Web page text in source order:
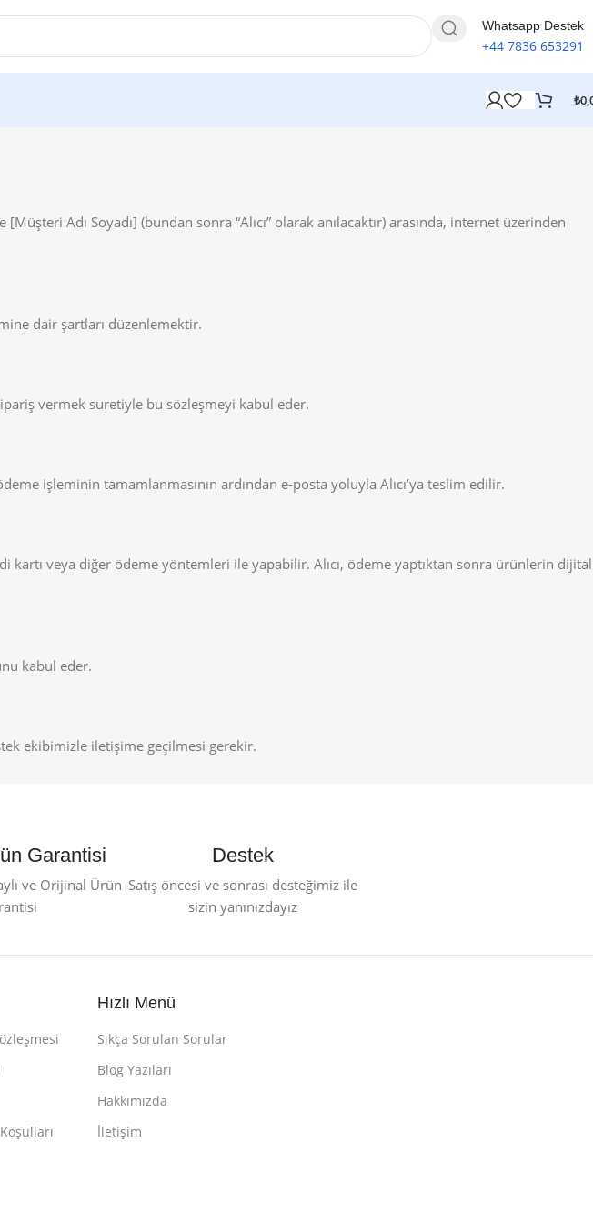
Whatsapp Destek
+44 7836 653291
₺
Adı Soyadı] (bundan sonra “Alıcı” olarak anılacaktır) arasında, internet üzerinden
dair şartları düzenlemektir.
vermek suretiyle bu sözleşmeyi kabul eder.
işleminin tamamlanmasının ardından e-posta yoluyla Alıcı’ya teslim edilir.
veya diğer ödeme yöntemleri ile yapabilir. Alıcı, ödeme yaptıktan sonra ürünlerin dijital
kabul eder.
ekibimizle iletişime geçilmesi gerekir.
Garantisi
ve Orijinal Ürün
Destek
Satış öncesi ve sonrası desteğimiz ile
sizin yanınızdayız
Hızlı Menü
Sıkça Sorulan Sorular
Blog Yazıları
Hakkımızda
İletişim